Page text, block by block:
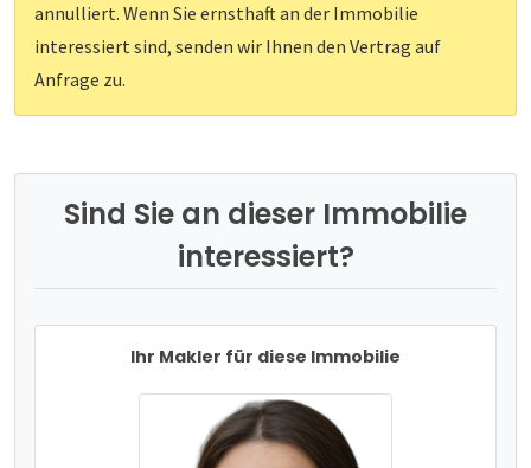
annulliert. Wenn Sie ernsthaft an der Immobilie
interessiert sind, senden wir Ihnen den Vertrag auf
Anfrage zu.
Sind Sie an dieser Immobilie
interessiert?
Ihr Makler für diese Immobilie